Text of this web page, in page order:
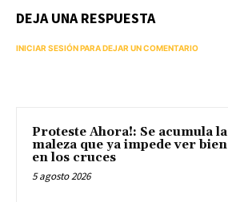
DEJA UNA RESPUESTA
INICIAR SESIÓN PARA DEJAR UN COMENTARIO
Proteste Ahora!: Se acumula la
maleza que ya impede ver bien
en los cruces
5 agosto 2026